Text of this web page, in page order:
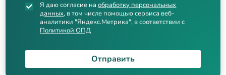
Я даю согласие наобработку персональных
данных, в том числе помощью сервиса веб-
аналитики "Яндекс.Метрика", в соответствии с
Политикой ОПД
Отправить